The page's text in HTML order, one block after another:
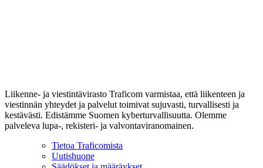
Liikenne- ja viestintävirasto Traficom varmistaa, että liikenteen ja
viestinnän yhteydet ja palvelut toimivat sujuvasti, turvallisesti ja
kestävästi. Edistämme Suomen kyberturvallisuutta. Olemme
palveleva lupa-, rekisteri- ja valvontaviranomainen.
Tietoa Traficomista
Uutishuone